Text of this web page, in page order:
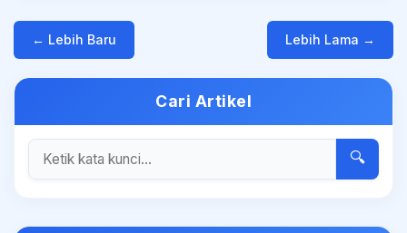
← Lebih Baru Lebih Lama →
Cari Artikel
🔍